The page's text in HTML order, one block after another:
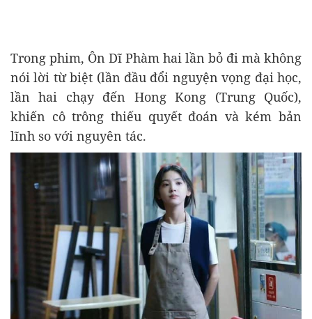
Trong phim, Ôn Dĩ Phàm hai lần bỏ đi mà không
nói lời từ biệt (lần đầu đổi nguyện vọng đại học,
lần hai chạy đến Hong Kong (Trung Quốc),
khiến cô trông thiếu quyết đoán và kém bản
lĩnh so với nguyên tác.